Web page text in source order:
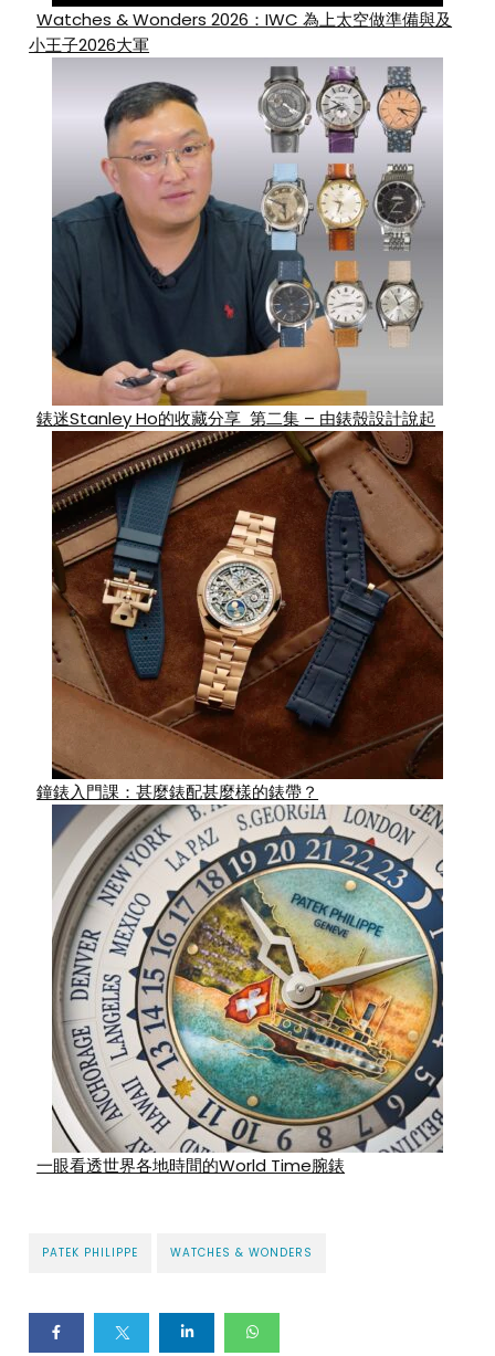
Watches & Wonders 2026：IWC 為上太空做準備與及
小王子2026大軍
錶迷Stanley Ho的收藏分享 第二集 – 由錶殼設計說起
鐘錶入門課：甚麼錶配甚麼樣的錶帶？
一眼看透世界各地時間的World Time腕錶
PATEK PHILIPPE WATCHES & WONDERS